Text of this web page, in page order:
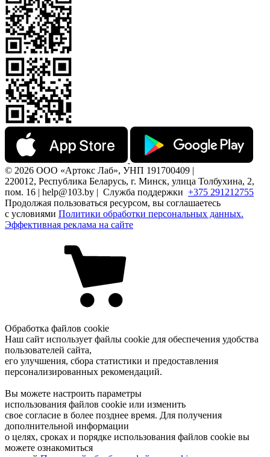
© 2026 ООО «Артокс Лаб», УНП 191700409 |
220012, Республика Беларусь, г. Минск, улица Толбухина, 2,
пом. 16 | help@103.by | Служба поддержки +375 291212755
Продолжая пользоваться ресурсом, вы соглашаетесь
с условиями Политики обработки персональных данных.
Эффективная реклама на сайте
Обработка файлов cookie
Наш сайт использует файлы cookie для обеспечения удобства
пользователей сайта,
его улучшения, сбора статистики и предоставления
персонализированных рекомендаций.
Вы можете настроить параметры
использования файлов cookie или изменить
свое согласие в более позднее время. Для получения
дополнительной информации
о целях, сроках и порядке использования файлов cookie вы
можете ознакомиться